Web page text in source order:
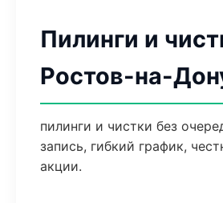
Пилинги и
Ростов-на-
пилинги и чистки без
запись, гибкий график,
акции.